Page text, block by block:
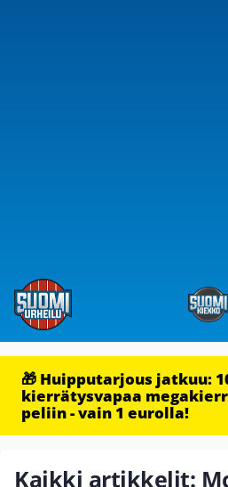
🎁 Huipputarjous jatkuu:
kierrätysvapaa
peliin - vain 1 eurolla!
Kaikki artikkelit: